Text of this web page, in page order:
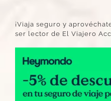
¡Viaja seguro y
ser lector de El Viajero